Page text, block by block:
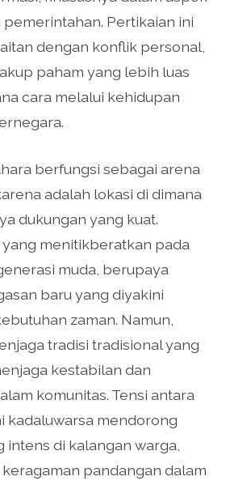
Pertikaian ini
dengan konflik personal,
paham yang lebih luas
cara melalui kehidupan
berfungsi sebagai arena
adalah lokasi di dimana
dukungan yang kuat.
menitikberatkan pada
muda, berupaya
baru yang diyakini
zaman. Namun,
tradisi tradisional yang
kestabilan dan
komunitas. Tensi antara
kadaluwarsa mendorong
di kalangan warga,
pandangan dalam